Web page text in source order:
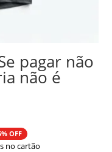
pagar não
não é
OFF
no cartão